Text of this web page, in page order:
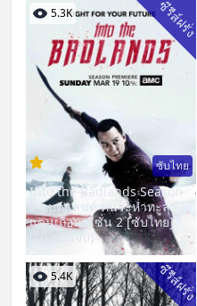
5.3K ซีรีส์ฝรั่ง
ซับไทย
Into the Badlands Season
2 แบดแลนด์ คนระห่ำทะลุ
แดนเถื่อน ซีซั่น 2 [ซับไทย]
(10 ตอนจบ)
5.4K ซีรีส์ฝรั่ง